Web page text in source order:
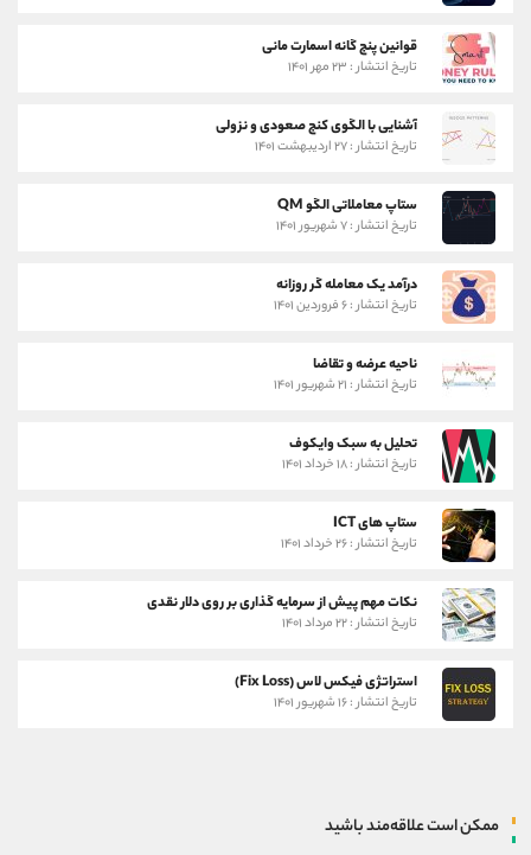
قوانین پنج گانه اسمارت مانی
تاریخ انتشار : ۲۳ مهر ۱۴۰۱
آشنایی با الگوی کنج صعودی و نزولی
تاریخ انتشار : ۲۷ اردیبهشت ۱۴۰۱
ستاپ معاملاتی الگو QM
تاریخ انتشار : ۷ شهریور ۱۴۰۱
درآمد یک معامله گر روزانه
تاریخ انتشار : ۶ فروردین ۱۴۰۱
ناحیه عرضه و تقاضا
تاریخ انتشار : ۲۱ شهریور ۱۴۰۱
تحلیل به سبک وایکوف
تاریخ انتشار : ۱۸ خرداد ۱۴۰۱
ستاپ های ICT
تاریخ انتشار : ۲۶ خرداد ۱۴۰۱
نکات مهم پیش از سرمایه گذاری بر روی دلار نقدی
تاریخ انتشار : ۲۲ مرداد ۱۴۰۱
استراتژی فیکس لاس (Fix Loss)
تاریخ انتشار : ۱۶ شهریور ۱۴۰۱
ممکن است علاقه‌مند باشید